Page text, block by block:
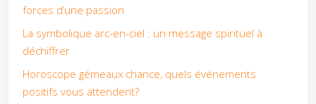
forces d’une passion
La symbolique arc-en-ciel : un message spirituel à
déchiffrer
Horoscope gémeaux chance, quels événements
positifs vous attendent?